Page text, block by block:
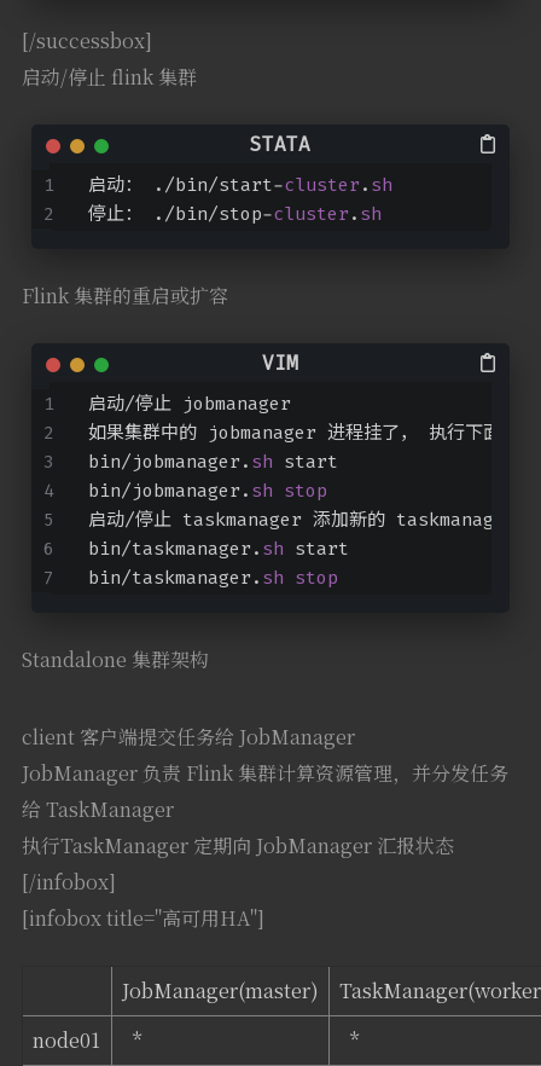
[/successbox]
启动/停止 flink 集群
启动： ./bin/start-cluster . sh
停止： ./bin/stop-cluster . sh
Flink 集群的重启或扩容
启动/停止 jobmanager
如果集群中的 jobmanager 进程挂了， 执行下面命
bin/jobmanager. sh start
bin/jobmanager. sh stop
启动/停止 taskmanager 添加新的 taskmanager
bin/taskmanager. sh start
bin/taskmanager. sh stop
Standalone 集群架构
client 客户端提交任务给 JobManager
JobManager 负责 Flink 集群计算资源管理，并分发任务
给 TaskManager
执行TaskManager 定期向 JobManager 汇报状态
[/infobox]
[infobox title="高可用HA"]
JobManager(master)
node01
*
*